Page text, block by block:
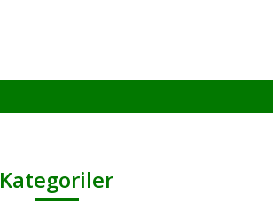
Kategoriler